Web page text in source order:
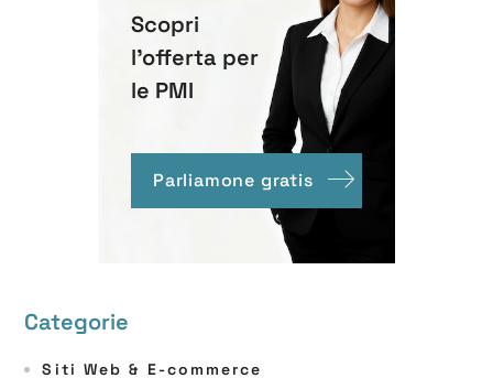
Scopri
l'offerta per
le PMI
Parliamone gratis
Categorie
Siti Web & E-commerce